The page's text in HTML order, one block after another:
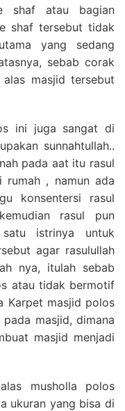
shaf atau bagian
shaf tersebut tidak
yang sedang
sebab corak
masjid tersebut
ini juga sangat di
sunnahtullah..
pada aat itu rasul
, namun ada
konsentersi rasul
rasul pun
satu istrinya untuk
agar rasulullah
nya, itulah sebab
atau tidak bermotif
Karpet masjid polos
masjid, dimana
masjid menjadi
musholla polos
ukuran yang bisa di